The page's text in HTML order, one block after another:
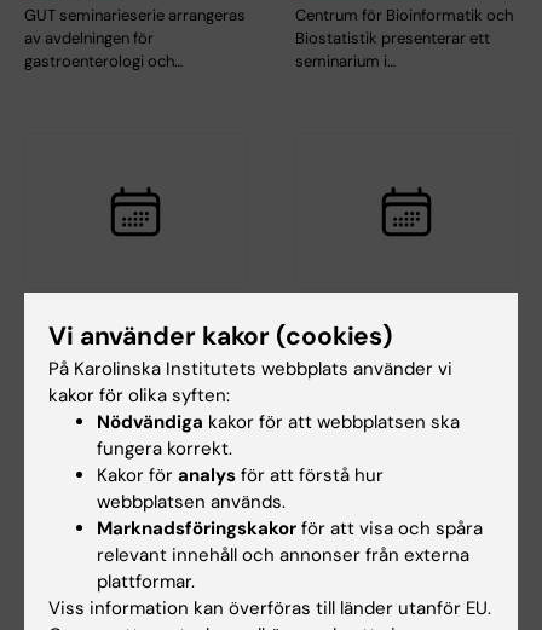
GUT seminarieserie arrangeras
av avdelningen för
gastroenterologi och…
Centrum för Bioinformatik och
Biostatistik presenterar ett
seminarium i…
Medicinska
födelseregistret –
historik, innehåll och
aktuell utveckling
Det Medicinska
födelseregistret är ett av
Sveriges äldsta nationella…
2026
Clinicum
Smart
din forskningskvalitet
misstag
innan data finns…
Vi använder kakor (cookies)
På Karolinska Institutets webbplats använder vi
kakor för olika syften:
Nödvändiga kakor för att webbplatsen ska
fungera korrekt.
Kakor för analys för att förstå hur
webbplatsen används.
Marknadsföringskakor för att visa och spåra
relevant innehåll och annonser från externa
plattformar.
Viss information kan överföras till länder utanför EU.